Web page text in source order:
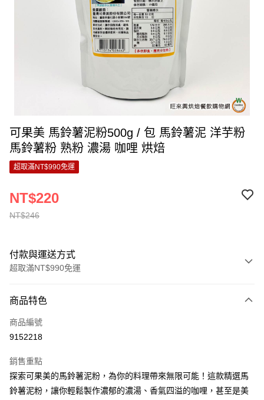
可果美 馬鈴薯泥粉500g / 包 馬鈴薯泥 洋芋粉
馬鈴薯粉 熟粉 濃湯 咖哩 烘焙
超取滿NT$990免運
NT$246
NT$220
付款與運送方式
超取滿NT$990免運
信用卡一次付款
超商取貨付款
Apple Pay
街口支付
商品特色
商品編號
9152218
銷售重點
探索可果美的馬鈴薯泥粉，為你的料理帶來無限可能！這款精選馬
鈴薯泥粉，讓你輕鬆製作濃郁的濃湯、香氣四溢的咖哩，甚至是美